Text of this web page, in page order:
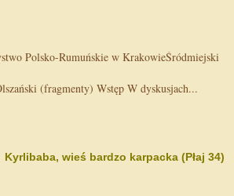
Polsko-Rumuńskie w KrakowieŚródmiejski
(fragmenty) Wstęp W dyskusjach...
Kyrlibaba, wieś bardzo karpacka (Płaj 34)